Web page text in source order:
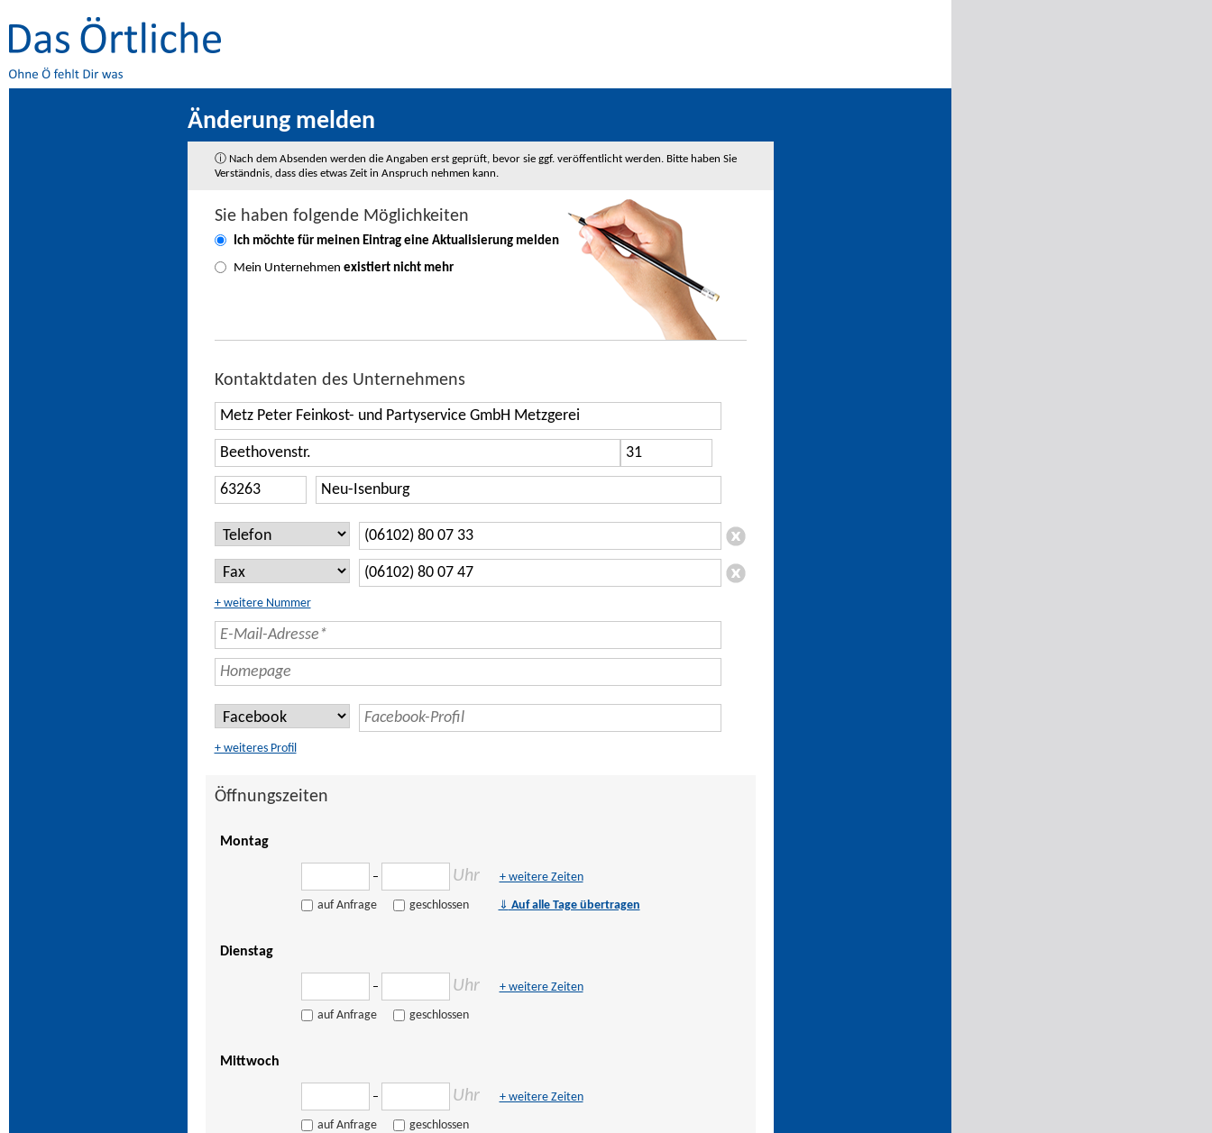
Änderung melden
ⓘ Nach dem Absenden werden die Angaben erst geprüft, bevor sie ggf. veröffentlicht werden. Bitte haben Sie
Verständnis, dass dies etwas Zeit in Anspruch nehmen kann.
Sie haben folgende Möglichkeiten
Ich möchte für meinen Eintrag eine Aktualisierungmelden
Mein Unternehmen existiert nicht mehr
Kontaktdaten des Unternehmens
+ weitere Nummer
+ weiteres Profil
Öffnungszeiten
Montag
– Uhr + weitere Zeiten
auf Anfrage geschlossen ⇓ Auf alle Tage übertragen
Dienstag
– Uhr + weitere Zeiten
auf Anfrage geschlossen
Mittwoch
– Uhr + weitere Zeiten
auf Anfrage geschlossen